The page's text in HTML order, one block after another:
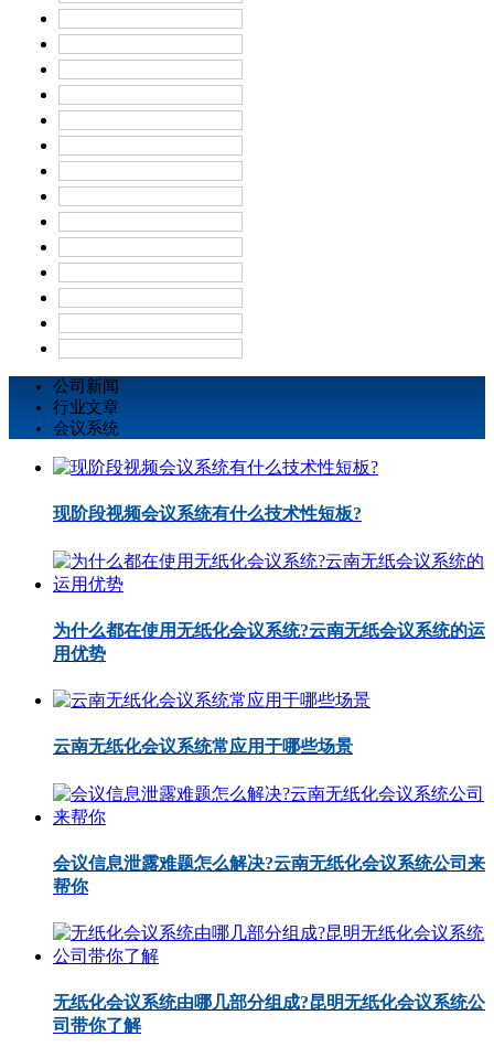
公司新闻
行业文章
会议系统
现阶段视频会议系统有什么技术性短板?
为什么都在使用无纸化会议系统?云南无纸会议系统的运
用优势
云南无纸化会议系统常应用于哪些场景
会议信息泄露难题怎么解决?云南无纸化会议系统公司来
帮你
无纸化会议系统由哪几部分组成?昆明无纸化会议系统公
司带你了解